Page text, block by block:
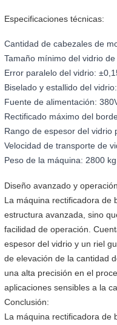
Especificaciones técnicas:
Cantidad de cabezales de
Tamaño mínimo del vidrio
Error paralelo del vidrio:
Biselado y estallido del
Fuente de alimentación:
Rectificado máximo del
Rango de espesor del vidrio
Velocidad de transporte de
Peso de la máquina: 2800 kg
Diseño avanzado y
La máquina rectificadora de
estructura avanzada, sino
facilidad de operación.
espesor del vidrio y un riel
de elevación de la cantidad
una alta precisión en el
aplicaciones sensibles a la
Conclusión:
La máquina rectificadora de